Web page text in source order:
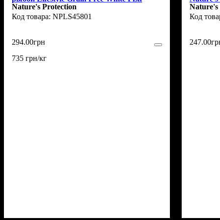
Sterilised Adult Cat 400г
Nature's Protection
NPLS45801
294.00грн
735 грн/кг
400 г
Nature's
247.00